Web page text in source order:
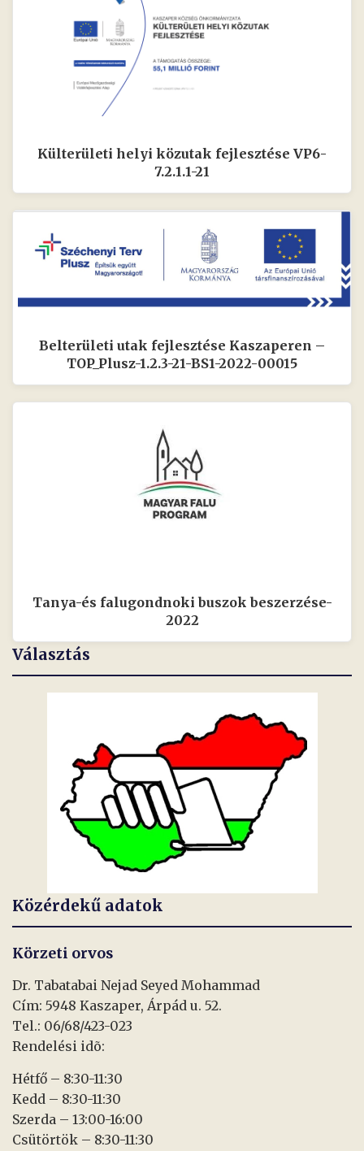
Külterületi helyi közutak fejlesztése VP6-
7.2.1.1-21
Belterületi utak fejlesztése Kaszaperen –
TOP_Plusz-1.2.3-21-BS1-2022-00015
Tanya-és falugondnoki buszok beszerzése-
2022
Választás
Közérdekű adatok
Körzeti orvos
Dr. Tabatabai Nejad Seyed Mohammad
Cím: 5948 Kaszaper, Árpád u. 52.
Tel.: 06/68/423-023
Rendelési idõ:
Hétfő – 8:30-11:30
Kedd – 8:30-11:30
Szerda – 13:00-16:00
Csütörtök – 8:30-11:30